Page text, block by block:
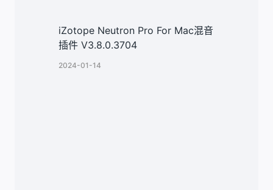
iZotope Neutron Pro For Mac混音
插件 V3.8.0.3704
2024-01-14